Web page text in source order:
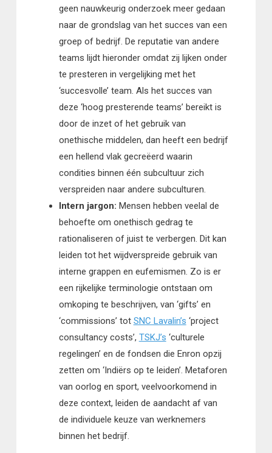
geen nauwkeurig onderzoek meer gedaan
naar de grondslag van het succes van een
groep of bedrijf. De reputatie van andere
teams lijdt hieronder omdat zij lijken onder
te presteren in vergelijking met het
‘succesvolle’ team. Als het succes van
deze ‘hoog presterende teams’ bereikt is
door de inzet of het gebruik van
onethische middelen, dan heeft een bedrijf
een hellend vlak gecreëerd waarin
condities binnen één subcultuur zich
verspreiden naar andere subculturen.
Intern jargon: Mensen hebben veelal de
behoefte om onethisch gedrag te
rationaliseren of juist te verbergen. Dit kan
leiden tot het wijdverspreide gebruik van
interne grappen en eufemismen. Zo is er
een rijkelijke terminologie ontstaan om
omkoping te beschrijven, van ‘gifts’ en
‘commissions’ tot SNC Lavalin’s ‘project
consultancy costs’, TSKJ’s ‘culturele
regelingen’ en de fondsen die Enron opzij
zetten om ‘Indiërs op te leiden’. Metaforen
van oorlog en sport, veelvoorkomend in
deze context, leiden de aandacht af van
de individuele keuze van werknemers
binnen het bedrijf.